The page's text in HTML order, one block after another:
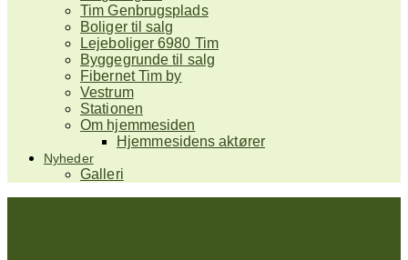
Tim Genbrugsplads
Boliger til salg
Lejeboliger 6980 Tim
Byggegrunde til salg
Fibernet Tim by
Vestrum
Stationen
Om hjemmesiden
Hjemmesidens aktører
Nyheder
Galleri